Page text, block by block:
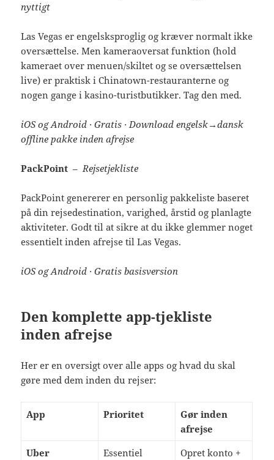
nyttigt
Las Vegas er engelsksproglig og kræver normalt ikke
oversættelse. Men kameraoversat funktion (hold
kameraet over menuen/skiltet og se oversættelsen
live) er praktisk i Chinatown-restauranterne og
nogen gange i kasino-turistbutikker. Tag den med.
iOS og Android · Gratis · Download engelsk→dansk
offline pakke inden afrejse
PackPoint – Rejsetjekliste
PackPoint genererer en personlig pakkeliste baseret
på din rejsedestination, varighed, årstid og planlagte
aktiviteter. Godt til at sikre at du ikke glemmer noget
essentielt inden afrejse til Las Vegas.
iOS og Android · Gratis basisversion
Den komplette app-tjekliste
inden afrejse
Her er en oversigt over alle apps og hvad du skal
gøre med dem inden du rejser:
App Prioritet
Gør inden
afrejse
Uber
Essentiel
Opret konto +